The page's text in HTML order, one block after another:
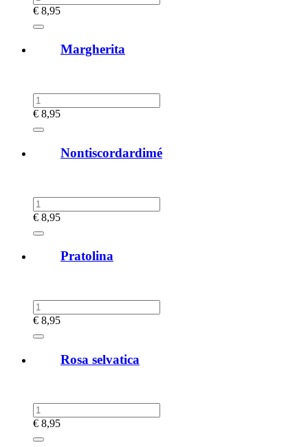
€ 8,95
Margherita
€ 8,95
Nontiscordardimé
€ 8,95
Pratolina
€ 8,95
Rosa selvatica
€ 8,95